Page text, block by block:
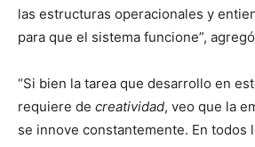
las estructuras operacionales y
para que el sistema funcione”,
“Si bien la tarea que desarrollo en
requiere de creatividad, veo que la
se innove constantemente. En todos